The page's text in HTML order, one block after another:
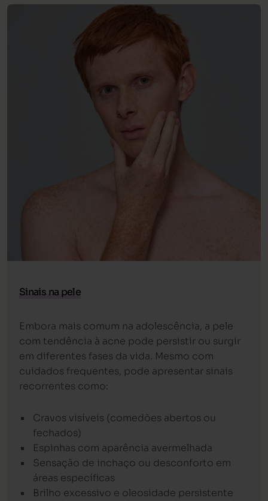
Sinais na pele
Embora mais comum na adolescência, a pele
com tendência à acne pode persistir ou surgir
em diferentes fases da vida. Mesmo com
cuidados frequentes, pode apresentar sinais
recorrentes como:
Cravos visíveis (comedões abertos ou
fechados)
Espinhas com aparência avermelhada
Sensação de inchaço ou desconforto em
áreas específicas
Brilho excessivo e oleosidade persistente